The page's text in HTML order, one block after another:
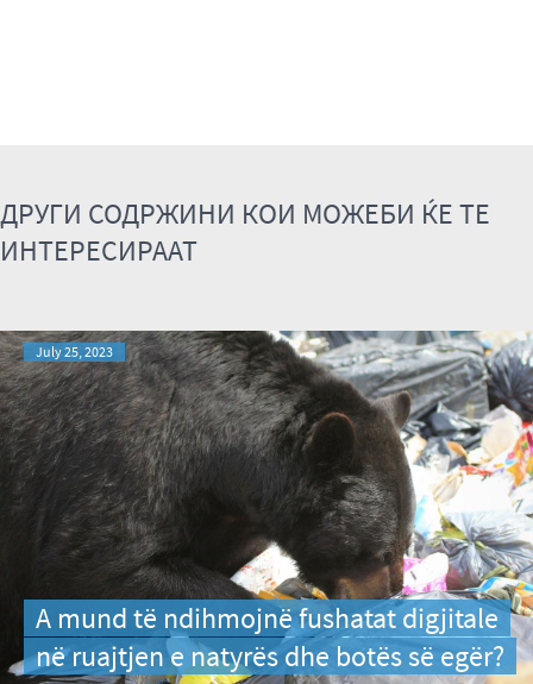
ДРУГИ СОДРЖИНИ КОИ МОЖЕБИ ЌЕ ТЕ
ИНТЕРЕСИРААТ
July 25, 2023
A mund të ndihmojnë fushatat digjitale
në ruajtjen e natyrës dhe botës së egër?